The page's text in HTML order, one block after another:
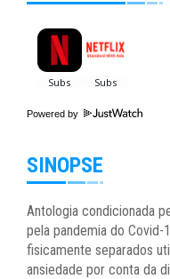
Powered by
SINOPSE
Antologia condicionada
pela pandemia do
fisicamente separados
ansiedade por conta da